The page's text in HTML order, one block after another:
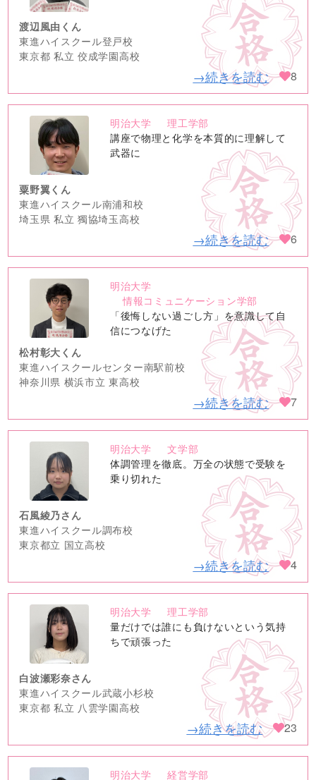
渡辺風由くん
東進ハイスクール登戸校
東京都 私立 佼成学園高校
→続きを読む 8
no
image
明治大学
理工学部
講座で物理と化学を本質的に理解して
武器に
粟野翼くん
東進ハイスクール南浦和校
埼玉県 私立 獨協埼玉高校
→続きを読む 6
no
image
明治大学
情報コミュニケーション学部
「後悔しない過ごし方」を意識して自
信につなげた
松村彰大くん
東進ハイスクールセンター南駅前校
神奈川県 横浜市立 東高校
→続きを読む 7
no
image
明治大学
文学部
体調管理を徹底。万全の状態で受験を
乗り切れた
石風綾乃さん
東進ハイスクール調布校
東京都立 国立高校
→続きを読む 4
no
image
明治大学
理工学部
量だけでは誰にも負けないという気持
ちで頑張った
白波瀬彩奈さん
東進ハイスクール武蔵小杉校
東京都 私立 八雲学園高校
→続きを読む 23
明治大学 経営学部